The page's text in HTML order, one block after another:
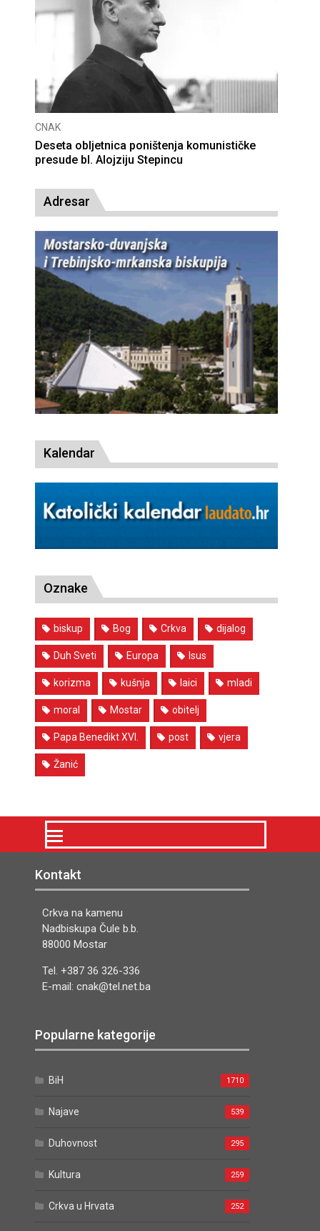
CNAK
Deseta obljetnica poništenja komunističke
presude bl. Alojziju Stepincu
Adresar
Kalendar
Oznake
biskup Bog Crkva dijalog
Duh Sveti Europa Isus
korizma kušnja laici mladi
moral Mostar obitelj
Papa Benedikt XVI. post vjera
Žanić
Kontakt
Crkva na kamenu
Nadbiskupa Čule b.b.
88000 Mostar
Tel. +387 36 326-336
E-mail: cnak@tel.net.ba
Popularne kategorije
BiH 1710
Najave 539
Duhovnost 295
Kultura 259
Crkva u Hrvata 252